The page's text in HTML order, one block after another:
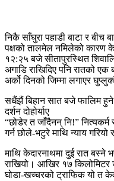
निकै साँघुरा पहाडी बाटा र बीच
पक्षको तालमेल नमिलेको कारण
१२:२५ बजे सीतापुरस्थित
अगाडि राखिदिए पनि रातको
अर्को दिनको जिम्मा लगाएर
सधैंझैं बिहान सात बजे फालिम हुने
दर्शन दोहोर्याए
“छोडेर त जाँदैनन् नि!” नित्यकर्म
गर्न छोले-भटुरे माथि न्याय गरियो
माथि केदारनाथमा दुई रात बस्ने
राखियो। आखिर १७ किलोमिटर
घोडा-खच्चरको ट्राफिक यो त